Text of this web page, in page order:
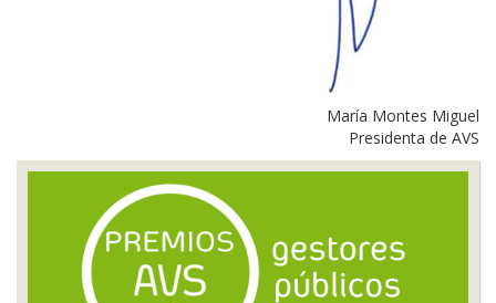
María Montes Miguel
Presidenta de AVS